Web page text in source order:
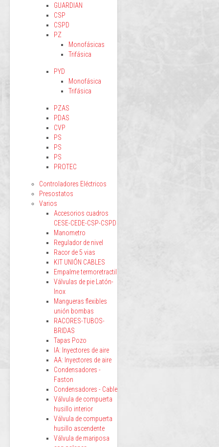
GUARDIAN
CSP
CSPD
PZ
Monofásicas
Trifásica
PYD
Monofásica
Trifásica
PZAS
PDAS
CVP
PS
PS
PS
PROTEC
Controladores Eléctricos
Presostatos
Varios
Accesorios cuadros
CESE-CEDE-CSP-CSPD
Manometro
Regulador de nivel
Racor de 5 vias
KIT UNIÓN CABLES
Empalme termoretractil
Válvulas de pie Latón-
Inox
Mangueras flexibles
unión bombas
RACORES-TUBOS-
BRIDAS
Tapas Pozo
IA: Inyectores de aire
AA: Inyectores de aire
Condensadores -
Faston
Condensadores - Cable
Válvula de compuerta
husillo interior
Válvula de compuerta
husillo ascendente
Válvula de mariposa